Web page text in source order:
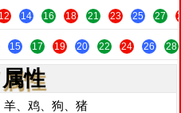
12 14 16 18 21 23 25 27
15 17 19 20 22 24 26 28
性
羊、鸡、狗、猪